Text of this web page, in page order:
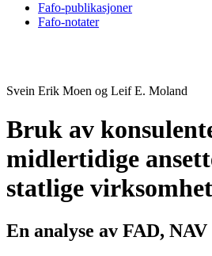
Fafo-publikasjoner
Fafo-notater
Svein Erik Moen og Leif E. Moland
Bruk av
midlertidige
statlige
En analyse av FAD,